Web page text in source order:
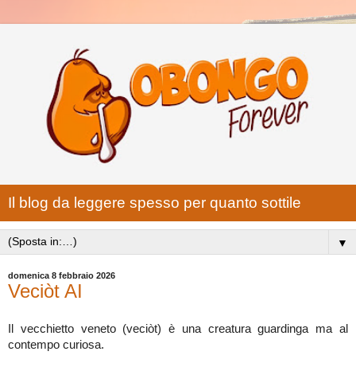
Il blog da leggere spesso per quanto sottile
▼
domenica 8 febbraio 2026
Veciòt AI
Il vecchietto veneto (veciòt) è una creatura guardinga ma al
contempo curiosa.